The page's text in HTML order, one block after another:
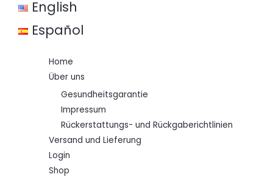
i
s
a
€
6
5
.
English
Español
Home
Über uns
Gesundheitsgarantie
Impressum
Rückerstattungs- und Rückgaberichtlinien
Versand und Lieferung
Login
Shop